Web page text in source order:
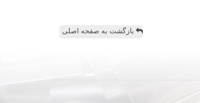
بازگشت به صفحه اصلی